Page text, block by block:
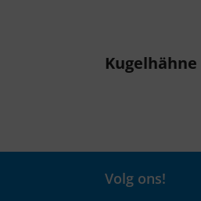
Kugelhähne
Volg ons!